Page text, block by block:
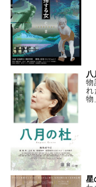
八
物
れ
物
星